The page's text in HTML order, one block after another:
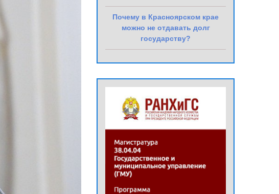
Почему в Красноярском крае
можно не отдавать долг
государству?